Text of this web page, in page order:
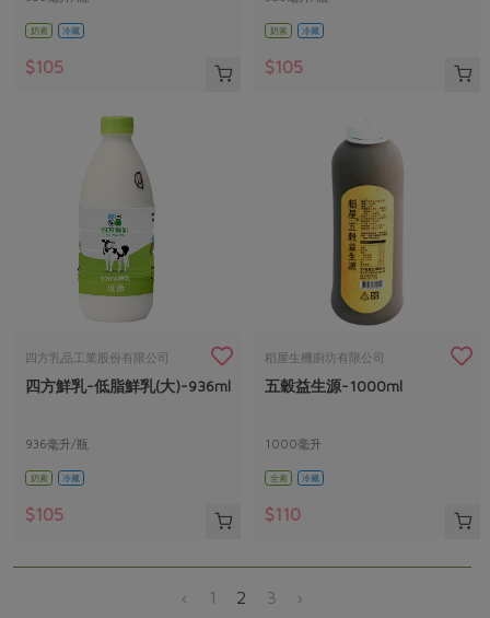
奶素 冷藏
$105
奶素 冷藏
$105
四方乳品工業股份有限公司
四方鮮乳-低脂鮮乳(大)-936ml
936毫升/瓶
奶素 冷藏
$105
稻屋生機廚坊有限公司
五穀益生源-1000ml
1000毫升
全素 冷藏
$110
‹ 1 2 3 ›